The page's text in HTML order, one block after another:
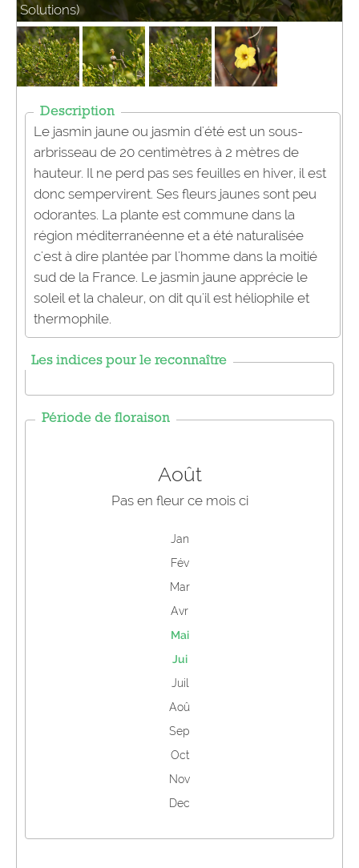
Solutions)
Description
Le jasmin jaune ou jasmin d'été est un sous-
arbrisseau de 20 centimètres à 2 mètres de
hauteur. Il ne perd pas ses feuilles en hiver, il est
donc sempervirent. Ses fleurs jaunes sont peu
odorantes. La plante est commune dans la
région méditerranéenne et a été naturalisée
c'est à dire plantée par l'homme dans la moitié
sud de la France. Le jasmin jaune apprécie le
soleil et la chaleur, on dit qu'il est héliophile et
thermophile.
Les indices pour le reconnaître
Période de floraison
Août
Pas en fleur ce mois ci
Jan
Fév
Mar
Avr
Mai
Jui
Juil
Aoû
Sep
Oct
Nov
Dec